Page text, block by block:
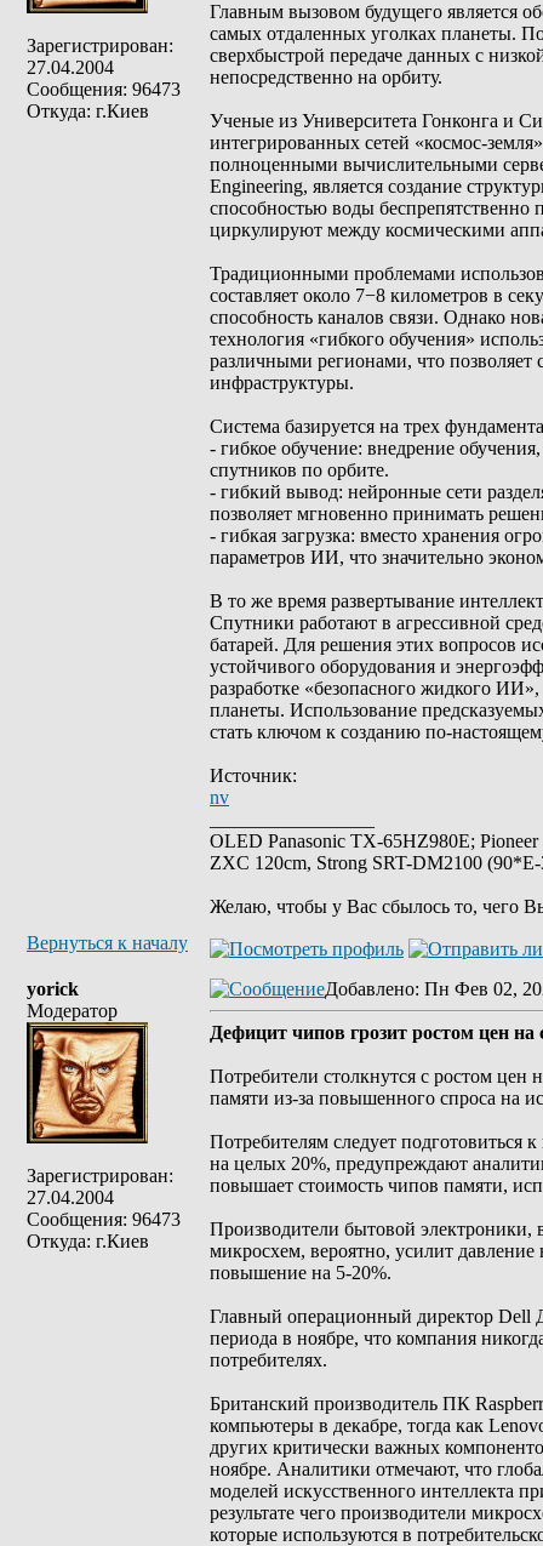
Зарегистрирован:
27.04.2004
Сообщения: 96473
Откуда: г.Киев
Главным вызовом будущего является
самых отдаленных уголках планеты.
сверхбыстрой передаче данных с
непосредственно на орбиту.
Ученые из Университета Гонконга и
интегрированных сетей «космос-
полноценными вычислительными
Engineering, является создание
способностью воды беспрепятственно
циркулируют между космическими
Традиционными проблемами
составляет около 7−8 километров в
способность каналов связи. Однако
технология «гибкого обучения»
различными регионами, что позволяет
инфраструктуры.
Система базируется на трех
- гибкое обучение: внедрение
спутников по орбите.
- гибкий вывод: нейронные сети
позволяет мгновенно принимать
- гибкая загрузка: вместо хранения
параметров ИИ, что значительно
В то же время развертывание
Спутники работают в агрессивной
батарей. Для решения этих вопросов
устойчивого оборудования и
разработке «безопасного жидкого
планеты. Использование
стать ключом к созданию по-
Источник:
nv
OLED Panasonic TX-65HZ980E;
ZXC 120cm, Strong SRT-DM2100
Желаю, чтобы у Вас сбылось то, чего
Вернуться к началу
yorick
Модератор
Зарегистрирован:
27.04.2004
Сообщения: 96473
Откуда: г.Киев
Добавлено: Пн Фев 02,
Дефицит чипов грозит ростом цен
Потребители столкнутся с ростом цен
памяти из-за повышенного спроса на
Потребителям следует
на целых 20%, предупреждают
повышает стоимость чипов памяти,
Производители бытовой
микросхем, вероятно, усилит
повышение на 5-20%.
Главный операционный директор Dell
периода в ноябре, что компания
потребителях.
Британский производитель ПК
компьютеры в декабре, тогда как
других критически важных
ноябре. Аналитики отмечают, что
моделей искусственного интеллекта
результате чего производители
которые используются в